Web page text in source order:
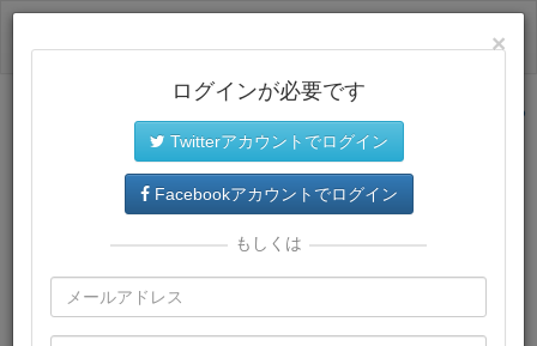
サイトトップに戻る
プレミアム会員では、教材がダウンロードでき、快適な動画
再生環境が提供されます。
×
ログインが必要です
Twitterアカウントでログイン
Facebookアカウントでログイン
もしくは